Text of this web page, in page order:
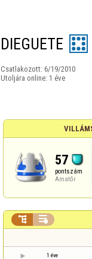
DIEGUETE
Csatlakozott: 6/19/2010
Utoljára online: 1 éve
57
pontszám
Amatőr
 
1 éve